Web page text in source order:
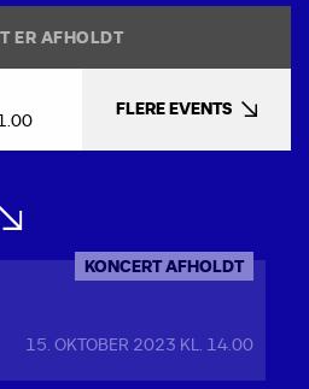
ER AFHOLDT
FLERE EVENTS
KONCERT AFHOLDT
15. OKTOBER 2023 KL. 14.00